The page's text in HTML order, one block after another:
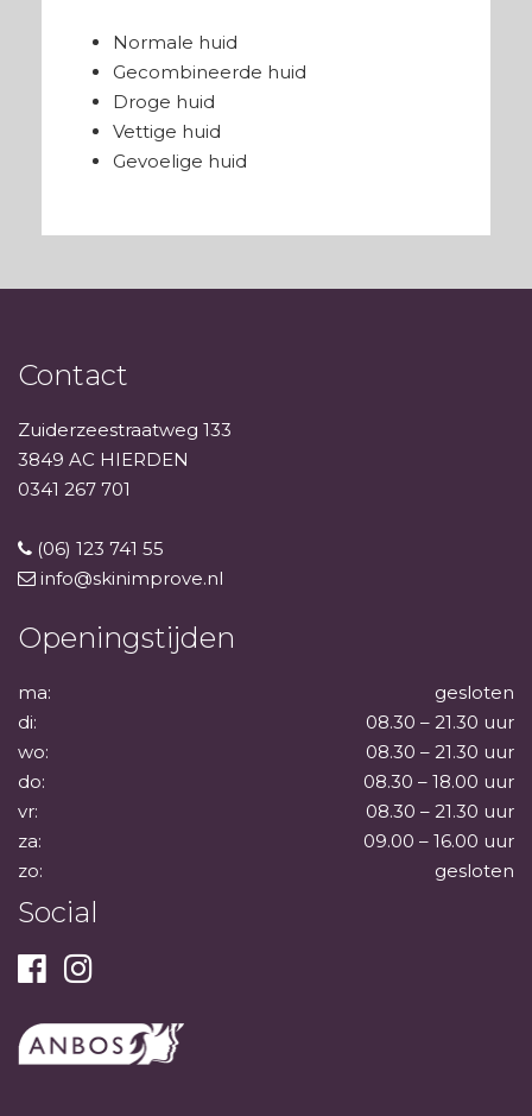
Normale huid
Gecombineerde huid
Droge huid
Vettige huid
Gevoelige huid
Contact
Zuiderzeestraatweg 133
3849 AC HIERDEN
0341 267 701
(06) 123 741 55
info@skinimprove.nl
Openingstijden
ma:
gesloten
di:
08.30 – 21.30 uur
wo:
08.30 – 21.30 uur
do:
08.30 – 18.00 uur
vr:
08.30 – 21.30 uur
za:
09.00 – 16.00 uur
zo:
gesloten
Social